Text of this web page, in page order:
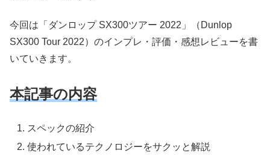
今回は「ダンロップ SX300ツアー 2022」（Dunlop
SX300 Tour 2022）のインプレ・評価・感想レビューを書
いていきます。
本記事の内容
スペックの紹介
使われているテクノロジーをサクッと解説